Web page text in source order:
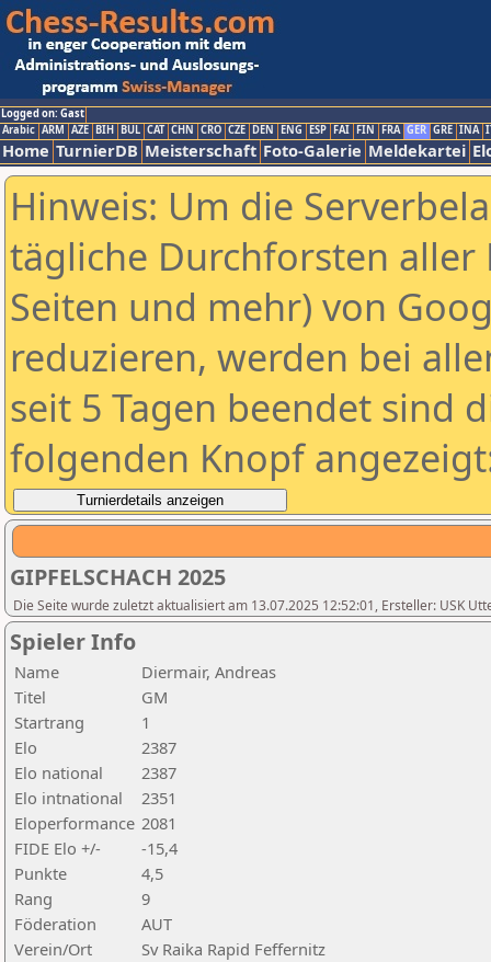
Logged on: Gast
Arabic ARM AZE BIH BUL CAT CHN CRO CZE DEN ENG ESP FAI FIN FRA GER GRE INA
Home TurnierDB Meisterschaft Foto-Galerie Meldekartei
Hinweis: Um die
tägliche Durchforsten aller
Seiten und mehr) von
reduzieren, werden bei
seit 5 Tagen beendet sind
folgenden Knopf
GIPFELSCHACH 2025
Die Seite wurde zuletzt aktualisiert am 13.07.2025 12:52:01, Ersteller: USK
Spieler Info
Name
Diermair, Andreas
Titel
GM
Startrang
1
Elo
2387
Elo national
2387
Elo intnational
2351
Eloperformance 2081
FIDE Elo +/-
-15,4
Punkte
4,5
Rang
9
Föderation
AUT
Verein/Ort
Sv Raika Rapid Feffernitz